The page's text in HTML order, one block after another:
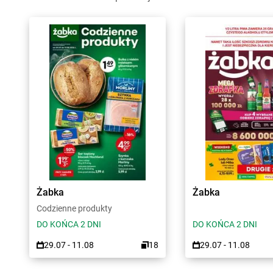
Żabka
Codzienne produkty
DO KOŃCA 2 DNI
29.07 - 11.08 18
Żabka
DO KOŃCA 2 DNI
29.07 - 11.08